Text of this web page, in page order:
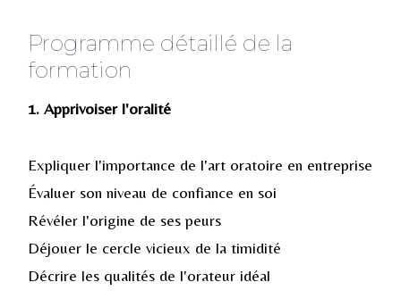
Programme détaillé de la
formation
1. Apprivoiser l'oralité
Expliquer l'importance de l'art oratoire en entreprise
Évaluer son niveau de confiance en soi
Révéler l'origine de ses peurs
Déjouer le cercle vicieux de la timidité
Décrire les qualités de l'orateur idéal